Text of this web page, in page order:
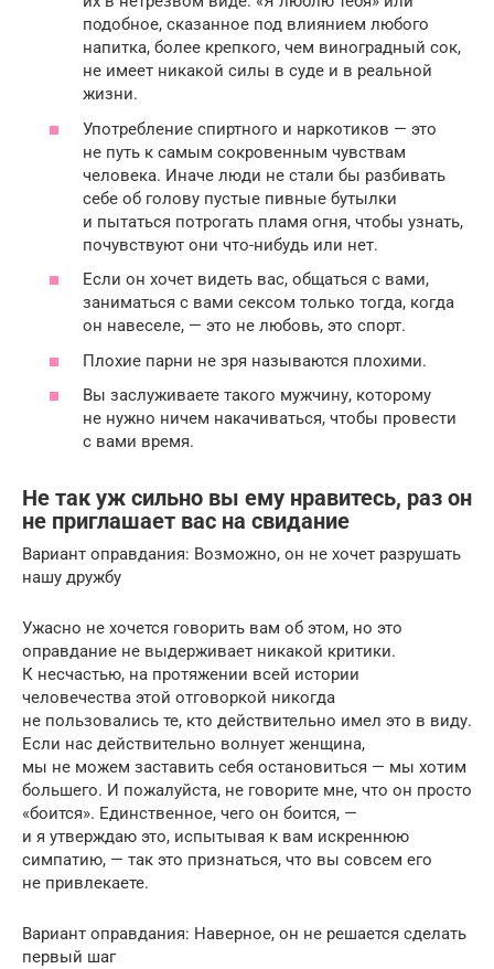
подобное, сказанное под влиянием любого
напитка, более крепкого, чем виноградный сок,
не имеет никакой силы в суде и в реальной
жизни.
Употребление спиртного и наркотиков — это
не путь к самым сокровенным чувствам
человека. Иначе люди не стали бы разбивать
себе об голову пустые пивные бутылки
и пытаться потрогать пламя огня, чтобы узнать,
почувствуют они что-нибудь или нет.
Если он хочет видеть вас, общаться с вами,
заниматься с вами сексом только тогда, когда
он навеселе, — это не любовь, это спорт.
Плохие парни не зря называются плохими.
Вы заслуживаете такого мужчину, которому
не нужно ничем накачиваться, чтобы провести
с вами время.
Не так уж сильно вы ему нравитесь, раз он
не приглашает вас на свидание
Вариант оправдания: Возможно, он не хочет разрушать
нашу дружбу
Ужасно не хочется говорить вам об этом, но это
оправдание не выдерживает никакой критики.
К несчастью, на протяжении всей истории
человечества этой отговоркой никогда
не пользовались те, кто действительно имел это в виду.
Если нас действительно волнует женщина,
мы не можем заставить себя остановиться — мы хотим
большего. И пожалуйста, не говорите мне, что он просто
«боится». Единственное, чего он боится, —
и я утверждаю это, испытывая к вам искреннюю
симпатию, — так это признаться, что вы совсем его
не привлекаете.
Вариант оправдания: Наверное, он не решается сделать
первый шаг